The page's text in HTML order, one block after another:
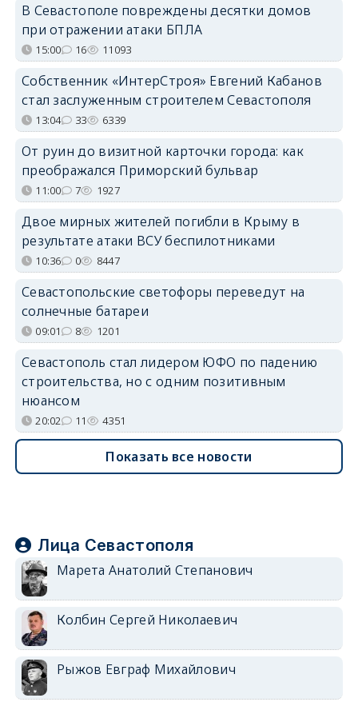
В Севастополе повреждены десятки домов
при отражении атаки БПЛА
15:00 16 11093
Собственник «ИнтерСтроя» Евгений Кабанов
стал заслуженным строителем Севастополя
13:04 33 6339
От руин до визитной карточки города: как
преображался Приморский бульвар
11:00 7 1927
Двое мирных жителей погибли в Крыму в
результате атаки ВСУ беспилотниками
10:36 0 8447
Севастопольские светофоры переведут на
солнечные батареи
09:01 8 1201
Севастополь стал лидером ЮФО по падению
строительства, но с одним позитивным
нюансом
20:02 11 4351
Показать все новости
Лица Севастополя
Марета Анатолий Степанович
Колбин Сергей Николаевич
Рыжов Евграф Михайлович